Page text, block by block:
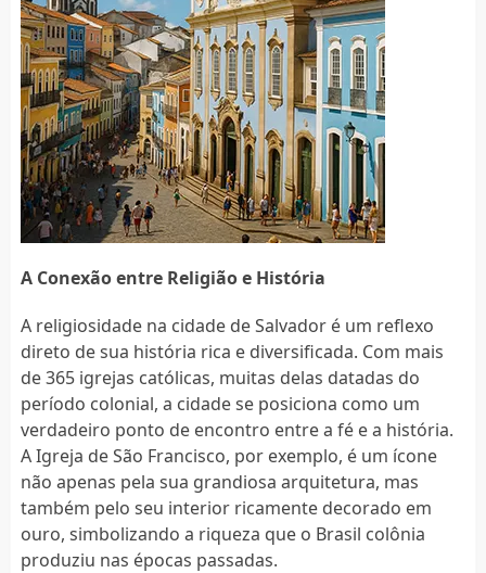
A Conexão entre Religião e História
A religiosidade na cidade de Salvador é um reflexo
direto de sua história rica e diversificada. Com mais
de 365 igrejas católicas, muitas delas datadas do
período colonial, a cidade se posiciona como um
verdadeiro ponto de encontro entre a fé e a história.
A Igreja de São Francisco, por exemplo, é um ícone
não apenas pela sua grandiosa arquitetura, mas
também pelo seu interior ricamente decorado em
ouro, simbolizando a riqueza que o Brasil colônia
produziu nas épocas passadas.